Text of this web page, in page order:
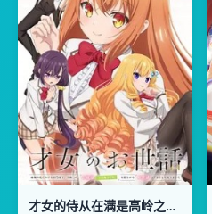
才女的侍从在满是高岭之花的贵族学校暗中照顾